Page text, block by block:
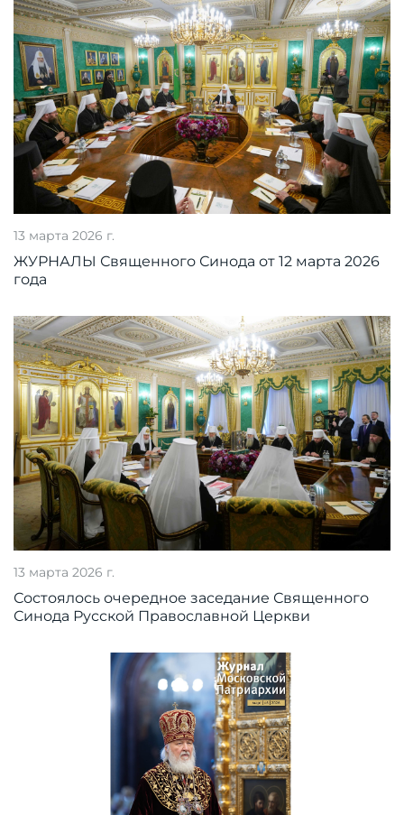
13 марта 2026 г.
ЖУРНАЛЫ Священного Синода от 12 марта 2026
года
13 марта 2026 г.
Состоялось очередное заседание Священного
Синода Русской Православной Церкви